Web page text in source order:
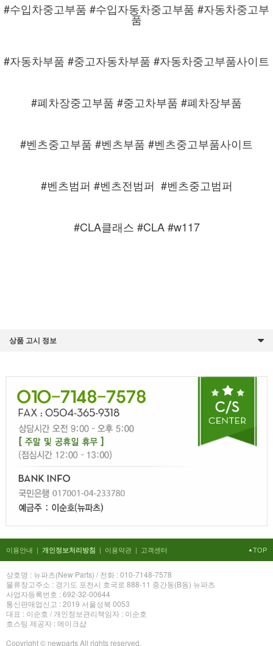
#수입차중고부품 #수입자동차중고부품 #자동차중고부
품
#자동차부품 #중고자동차부품 #자동차중고부품사이트
#폐차장중고부품 #중고차부품 #폐차장부품
#벤츠중고부품 #벤츠부품 #벤츠중고부품사이트
#벤츠범퍼 #벤츠전범퍼 #벤츠중고범퍼
#CLA클래스 #CLA #w117
상품 고시 정보
이용안내 | 개인정보처리방침 | 이용약관 | 고객센터 TOP
상호명 : 뉴파츠(New Parts) / 전화 : 010-7148-7578
물류창고주소 : 경기도 포천시 호국로 888-11 중간동(B동) 뉴파츠
사업자등록번호 : 692-32-00644
통신판매업신고 : 2019 서울성북 0053
대표 : 이순호 / 개인정보관리책임자 : 이순호
호스팅 제공자 : 메이크샵
Copyright © newparts All rights reserved.